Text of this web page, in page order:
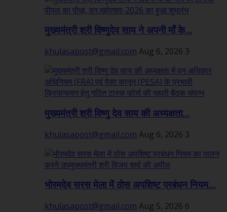
मुख्यमंत्री श्री विष्णुदेव साय ने अपनी माँ के...
khulasapost@gmail.com Aug 6, 2026 3
मुख्यमंत्री श्री विष्णु देव साय की अध्यक्षता...
khulasapost@gmail.com Aug 6, 2026 3
भोरमदेव सरस मेला में ठोस अपशिष्ट प्रबंधन नियम...
khulasapost@gmail.com Aug 5, 2026 6